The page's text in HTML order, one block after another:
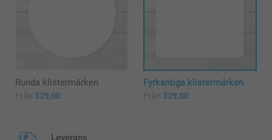
Runda klistermärken
Från 329,00
Fyrkantiga klistermärken
Från 329,00